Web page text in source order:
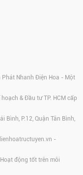
Nhanh Điện Hoa - Một
& Đầu tư TP. HCM cấp
Bình, P.12, Quận Tân Bình,
-
động tốt trên môi